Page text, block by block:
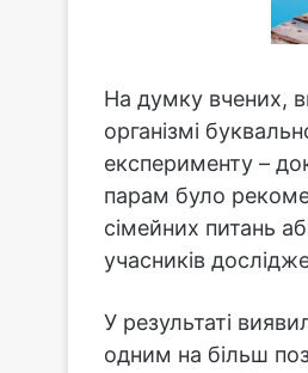
На думку вчених,
організмі
експерименту –
парам було
сімейних питань
учасників
У результаті
одним на більш